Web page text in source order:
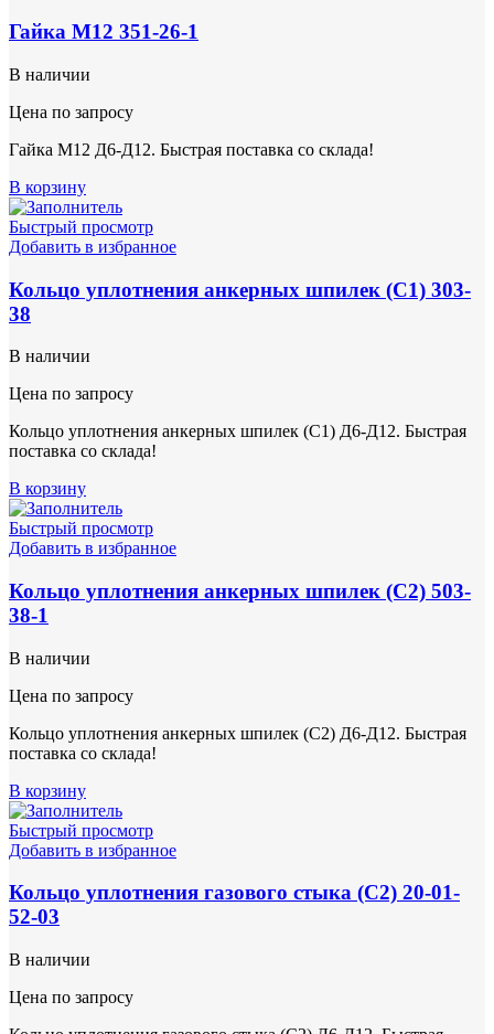
Гайка М12 351-26-1
В наличии
Цена по запросу
Гайка М12 Д6-Д12. Быстрая поставка со склада!
В корзину
Быстрый просмотр
Добавить в избранное
Кольцо уплотнения анкерных шпилек (С1) 303-
38
В наличии
Цена по запросу
Кольцо уплотнения анкерных шпилек (С1) Д6-Д12. Быстрая
поставка со склада!
В корзину
Быстрый просмотр
Добавить в избранное
Кольцо уплотнения анкерных шпилек (С2) 503-
38-1
В наличии
Цена по запросу
Кольцо уплотнения анкерных шпилек (С2) Д6-Д12. Быстрая
поставка со склада!
В корзину
Быстрый просмотр
Добавить в избранное
Кольцо уплотнения газового стыка (С2) 20-01-
52-03
В наличии
Цена по запросу